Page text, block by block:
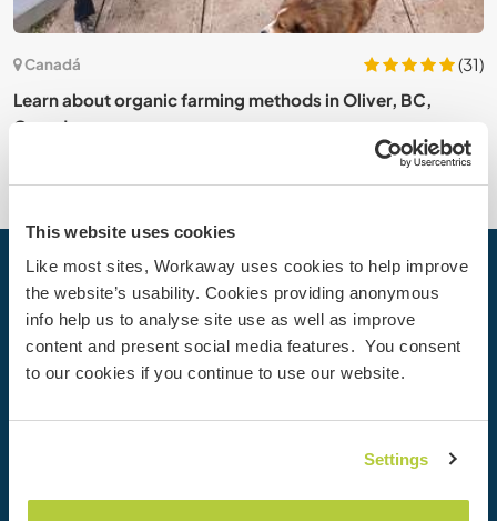
This website uses cookies
Like most sites, Workaway uses cookies to help improve
the website’s usability. Cookies providing anonymous
info help us to analyse site use as well as improve
content and present social media features. You consent
to our cookies if you continue to use our website.
Settings
Canadá
(31)
Learn about organic farming methods in Oliver, BC,
Canada
Sua próxima Aventura começa hoje
Junte-se à comunidade Workaway hoje mesmo para
descobrir experiências de viagem únicas com mais de
50.000 oportunidades por todo o mundo.